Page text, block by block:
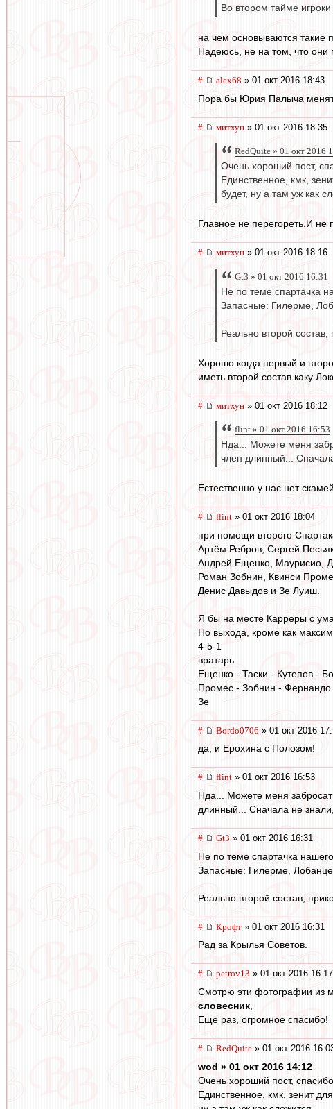
Во втором тайме
на чем основываются такие
Надеюсь, не на том, что они
# alex68 » 01 окт 2016 18:43
Пора бы Юрия Палыча
# митхун » 01 окт 2016 18:35
RedQuite » 01 окт 2016
Очень хороший пост,
Единственное, кмк,
будет, ну а там уж как
Главное не перегореть.И
# митхун » 01 окт 2016 18:16
Gt3 » 01 окт 2016 16:31
Не по теме спартачка
Запасные: Гилерме,
Реально второй состав,
Хорошо когда первый и
иметь второй состав каку
# митхун » 01 окт 2016 18:12
flint » 01 окт 2016 16:53
Нда... Можете меня
член длинный...
Естественно у нас нет
# flint » 01 окт 2016 18:04
при помощи второго
Артём Ребров, Сергей
Андрей Ещенко, Маурисио,
Роман Зобнин, Квинси
Денис Давыдов и Зе Луиш.
Я бы на месте Карреры с
Но выхода, кроме как
4-5-1
вратарь
Ещенко - Таски - Кутепов -
Промес - Зобнин - Фернандо
Зе
# Bordo0706 » 01 окт 2016
да, и Ерохина с Полозом!
# flint » 01 окт 2016 16:53
Нда... Можете меня
длинный... Сначала не
# Gt3 » 01 окт 2016 16:31
Не по теме спартачка
Запасные: Гилерме,
Реально второй состав,
# Крофт » 01 окт 2016 16:31
Рад за Крылья Советов.
# petrov13 » 01 окт 2016 16:17
Смотрю эти фотографии из
словесник
Еще раз, огромное спасибо!
# RedQuite » 01 окт 2016
wod » 01 окт 2016 14:12
Очень хороший пост,
Единственное, кмк, зенит